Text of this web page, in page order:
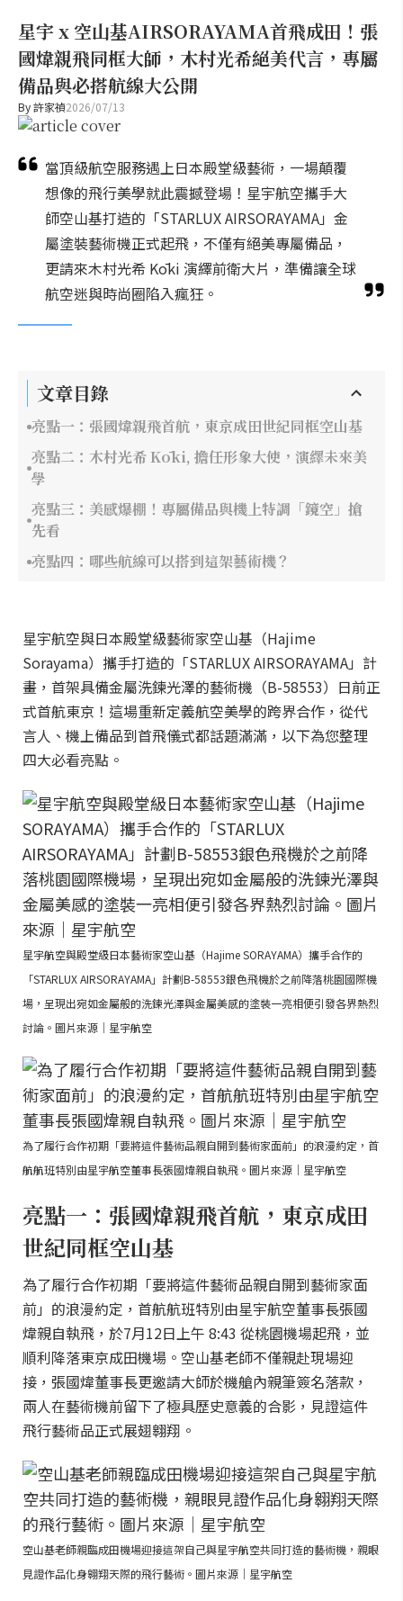
星宇 x 空山基AIRSORAYAMA首飛成田！張
國煒親飛同框大師，木村光希絕美代言，專屬
備品與必搭航線大公開
By許家禎2026/07/13
當頂級航空服務遇上日本殿堂級藝術，一場顛覆
想像的飛行美學就此震撼登場！星宇航空攜手大
師空山基打造的「STARLUX AIRSORAYAMA」金
屬塗裝藝術機正式起飛，不僅有絕美專屬備品，
更請來木村光希 Kōki 演繹前衛大片，準備讓全球
航空迷與時尚圈陷入瘋狂。
文章目錄
亮點一：張國煒親飛首航，東京成田世紀同框空山基
亮點二：木村光希 Kōki, 擔任形象大使，演繹未來美
學
亮點三：美感爆棚！專屬備品與機上特調「鏡空」搶
先看
亮點四：哪些航線可以搭到這架藝術機？
星宇航空與日本殿堂級藝術家空山基（Hajime
Sorayama）攜手打造的「STARLUX AIRSORAYAMA」計
畫，首架具備金屬洗鍊光澤的藝術機（B-58553）日前正
式首航東京！這場重新定義航空美學的跨界合作，從代
言人、機上備品到首飛儀式都話題滿滿，以下為您整理
四大必看亮點。
星宇航空與殿堂級日本藝術家空山基（Hajime SORAYAMA）攜手合作的
「STARLUX AIRSORAYAMA」計劃B-58553銀色飛機於之前降落桃園國際機
場，呈現出宛如金屬般的洗鍊光澤與金屬美感的塗裝一亮相便引發各界熱烈
討論。圖片來源｜星宇航空
為了履行合作初期「要將這件藝術品親自開到藝術家面前」的浪漫約定，首
航航班特別由星宇航空董事長張國煒親自執飛。圖片來源｜星宇航空
亮點一：張國煒親飛首航，東京成田
世紀同框空山基
為了履行合作初期「要將這件藝術品親自開到藝術家面
前」的浪漫約定，首航航班特別由星宇航空董事長張國
煒親自執飛，於7月12日上午 8:43 從桃園機場起飛，並
順利降落東京成田機場。空山基老師不僅親赴現場迎
接，張國煒董事長更邀請大師於機艙內親筆簽名落款，
兩人在藝術機前留下了極具歷史意義的合影，見證這件
飛行藝術品正式展翅翱翔。
空山基老師親臨成田機場迎接這架自己與星宇航空共同打造的藝術機，親眼
見證作品化身翱翔天際的飛行藝術。圖片來源｜星宇航空